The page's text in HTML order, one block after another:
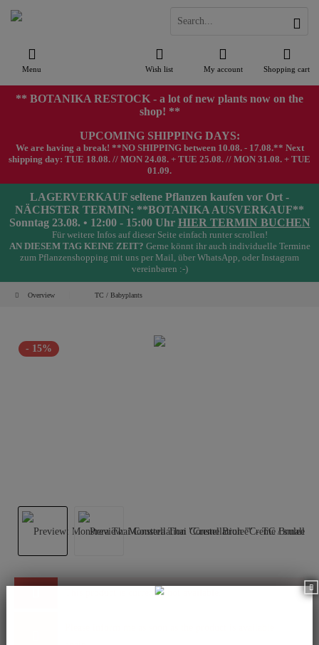
Menu Shopping cart
Wish list My account
** BOTANIKA RESTOCK - a lot of new plants now on the
shop! **
UPCOMING SHIPPING DAYS:
We are having a break! **NO SHIPPING between 10.08. - 17.08.** Next
shipping day: TUE 18.08. // MON 24.08. + TUE 25.08. // MON 31.08. + TUE
01.09.
LAGERVERKAUF seltene Pflanzen kaufen vor Ort -
NÄCHSTER TERMIN: **BOTANIKA AUSVERKAUF**
Sonntag 23.08. • 12:00 - 15:00 Uhr HIER TERMIN BUCHEN
Für weitere Infos auf dieser Seite einfach runter scrollen!
AN DIESEM TAG KEINE ZEIT? Gerne könnt ihr auch individuelle Termine
zum Pflanzenshopping mit uns per Mail, über WhatsApp, oder Instagram
vereinbaren :-)
Overview TC / Babyplants
- 15%
This product is currently not available.